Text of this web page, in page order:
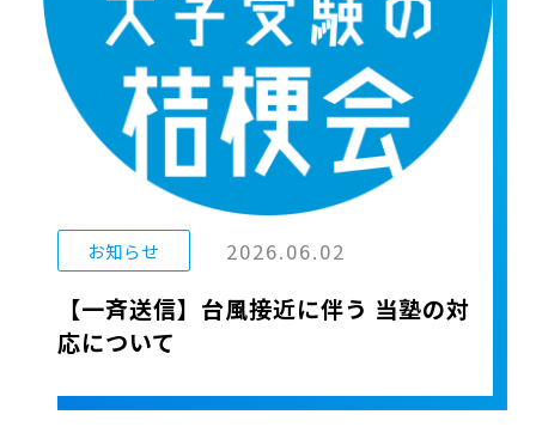
お知らせ 2026.06.02
【一斉送信】台風接近に伴う 当塾の対
応について